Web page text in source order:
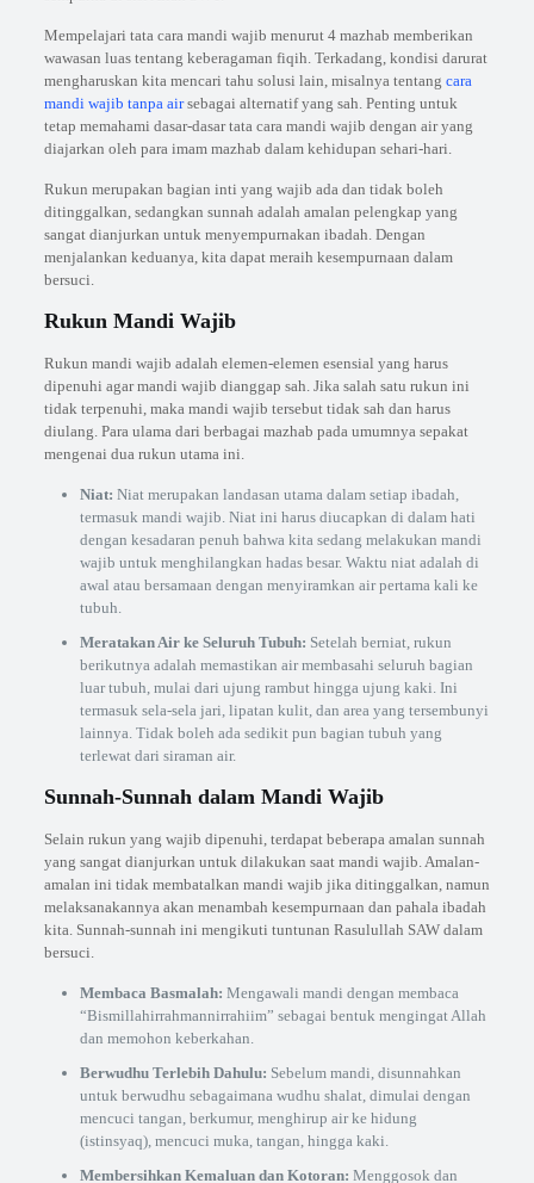
Mempelajari tata cara mandi wajib menurut 4 mazhab memberikan
wawasan luas tentang keberagaman fiqih. Terkadang, kondisi darurat
mengharuskan kita mencari tahu solusi lain, misalnya tentang cara
mandi wajib tanpa airsebagai alternatif yang sah. Penting untuk
tetap memahami dasar-dasar tata cara mandi wajib dengan air yang
diajarkan oleh para imam mazhab dalam kehidupan sehari-hari.
Rukun merupakan bagian inti yang wajib ada dan tidak boleh
ditinggalkan, sedangkan sunnah adalah amalan pelengkap yang
sangat dianjurkan untuk menyempurnakan ibadah. Dengan
menjalankan keduanya, kita dapat meraih kesempurnaan dalam
bersuci.
Rukun Mandi Wajib
Rukun mandi wajib adalah elemen-elemen esensial yang harus
dipenuhi agar mandi wajib dianggap sah. Jika salah satu rukun ini
tidak terpenuhi, maka mandi wajib tersebut tidak sah dan harus
diulang. Para ulama dari berbagai mazhab pada umumnya sepakat
mengenai dua rukun utama ini.
Niat: Niat merupakan landasan utama dalam setiap ibadah,
termasuk mandi wajib. Niat ini harus diucapkan di dalam hati
dengan kesadaran penuh bahwa kita sedang melakukan mandi
wajib untuk menghilangkan hadas besar. Waktu niat adalah di
awal atau bersamaan dengan menyiramkan air pertama kali ke
tubuh.
Meratakan Air ke Seluruh Tubuh: Setelah berniat, rukun
berikutnya adalah memastikan air membasahi seluruh bagian
luar tubuh, mulai dari ujung rambut hingga ujung kaki. Ini
termasuk sela-sela jari, lipatan kulit, dan area yang tersembunyi
lainnya. Tidak boleh ada sedikit pun bagian tubuh yang
terlewat dari siraman air.
Sunnah-Sunnah dalam Mandi Wajib
Selain rukun yang wajib dipenuhi, terdapat beberapa amalan sunnah
yang sangat dianjurkan untuk dilakukan saat mandi wajib. Amalan-
amalan ini tidak membatalkan mandi wajib jika ditinggalkan, namun
melaksanakannya akan menambah kesempurnaan dan pahala ibadah
kita. Sunnah-sunnah ini mengikuti tuntunan Rasulullah SAW dalam
bersuci.
Membaca Basmalah: Mengawali mandi dengan membaca
“Bismillahirrahmannirrahiim” sebagai bentuk mengingat Allah
dan memohon keberkahan.
Berwudhu Terlebih Dahulu: Sebelum mandi, disunnahkan
untuk berwudhu sebagaimana wudhu shalat, dimulai dengan
mencuci tangan, berkumur, menghirup air ke hidung
(istinsyaq), mencuci muka, tangan, hingga kaki.
Membersihkan Kemaluan dan Kotoran: Menggosok dan